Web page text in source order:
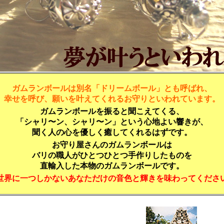
ガムランボールは別名「ドリームボール」とも呼ばれ、
幸せを呼び、願いを叶えてくれるお守りといわれています。
ガムランボールを振ると聞こえてくる、
「シャリ〜ン、シャリ〜ン」という心地よい響きが、
聞く人の心を優しく癒してくれるはずです。
お守り屋さんのガムランボールは
バリの職人がひとつひとつ手作りしたものを
直輸入した本物のガムランボールです。
に一つしかないあなただけの音色と輝きを味わってくださ